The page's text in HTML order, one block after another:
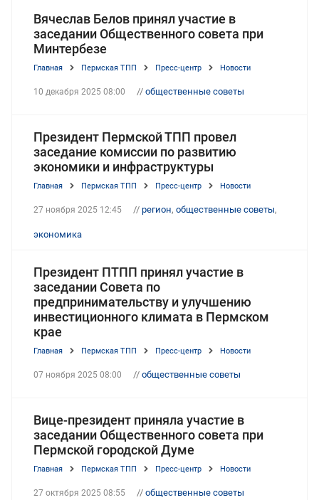
Вячеслав Белов принял участие в
заседании Общественного совета при
Минтербезе
Главная Пермская ТПП Пресс-центр Новости
10 декабря 2025 08:00 // общественные советы
Президент Пермской ТПП провел
заседание комиссии по развитию
экономики и инфраструктуры
Главная Пермская ТПП Пресс-центр Новости
27 ноября 2025 12:45 // регион, общественные советы,
экономика
Президент ПТПП принял участие в
заседании Совета по
предпринимательству и улучшению
инвестиционного климата в Пермском
крае
Главная Пермская ТПП Пресс-центр Новости
07 ноября 2025 08:00 // общественные советы
Вице-президент приняла участие в
заседании Общественного совета при
Пермской городской Думе
Главная Пермская ТПП Пресс-центр Новости
27 октября 2025 08:55 // общественные советы